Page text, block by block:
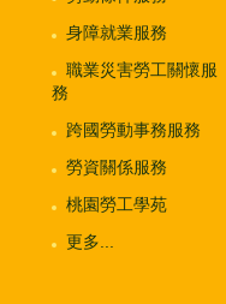
身障就業服務
職業災害勞工關懷服
務
跨國勞動事務服務
勞資關係服務
桃園勞工學苑
更多...